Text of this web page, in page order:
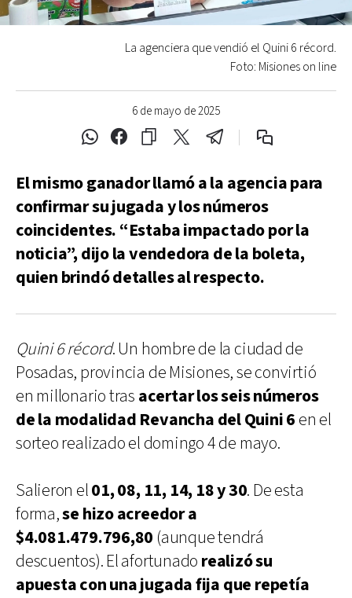
6 de mayo de 2025
La agenciera que vendió el Quini 6 récord.
Foto: Misiones on line
El mismo ganador llamó a la agencia para
confirmar su jugada y los números
coincidentes. “Estaba impactado por la
noticia”, dijo la vendedora de la boleta,
quien brindó detalles al respecto.
Quini 6 récord. Un hombre de la ciudad de
Posadas, provincia de Misiones, se convirtió
en millonario tras acertar los seis números
de la modalidad Revancha del Quini 6 en el
sorteo realizado el domingo 4 de mayo.
Salieron el01, 08, 11, 14, 18 y 30. De esta
forma,se hizo acreedor a
$4.081.479.796,80 (aunque tendrá
descuentos). El afortunado realizó su
apuesta con una jugada fija que repetía